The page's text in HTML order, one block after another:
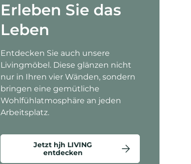
Erleben Sie das
Leben
Entdecken Sie auch unsere
Livingmöbel. Diese glänzen nicht
nur in Ihren vier Wänden, sondern
bringen eine gemütliche
Wohlfühlatmosphäre an jeden
Arbeitsplatz.
Jetzt hjh LIVING
entdecken